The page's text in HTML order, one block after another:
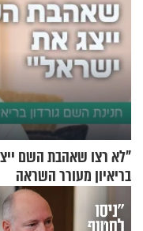
"לא רצו שאהבת השם
בריאיון מעורר השראה